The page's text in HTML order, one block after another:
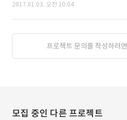
2017.01.03. 오전 10:04
프로젝트 문의를 작성하려면
모집 중인 다른 프로젝트